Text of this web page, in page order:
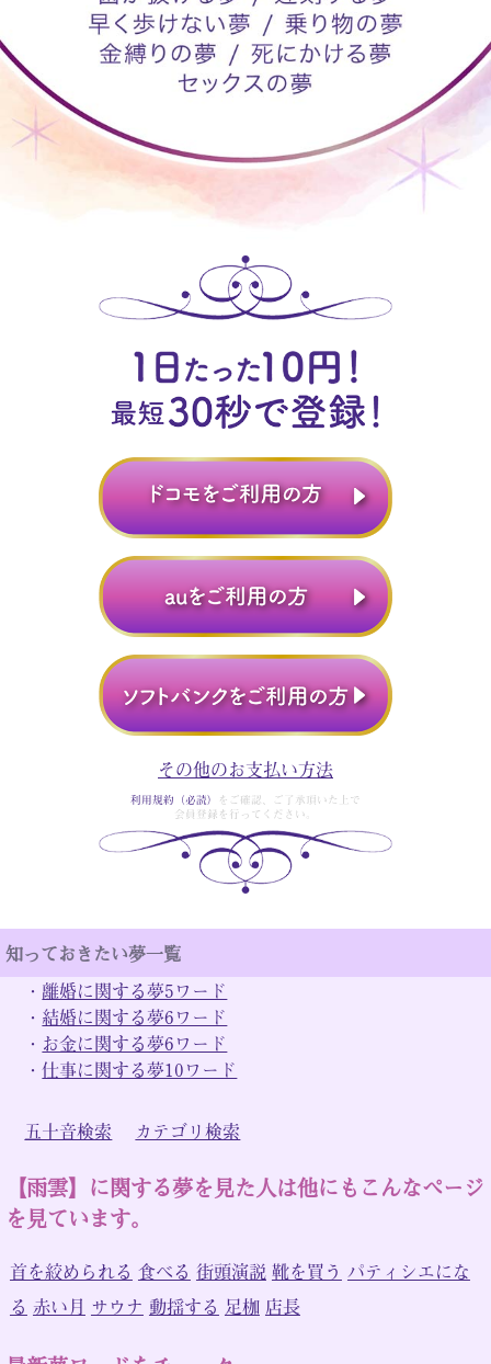
その他のお支払い方法
利用規約（必読）
をご確認、ご了承頂いた上で
会員登録を行ってください。
知っておきたい夢一覧
・ 離婚に関する夢5ワード
・ 結婚に関する夢6ワード
・ お金に関する夢6ワード
・仕事に関する夢10ワード
五十音検索 カテゴリ検索
【雨雲】に関する夢を見た人は他にもこんなページ
を見ています。
首を絞められる 食べる 街頭演説 靴を買う パティシエにな
る 赤い月 サウナ 動揺する 足枷 店長